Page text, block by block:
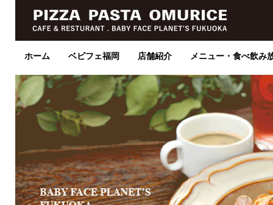
ホーム ベビフェ福岡 店舗紹介 メニュー・食べ飲み